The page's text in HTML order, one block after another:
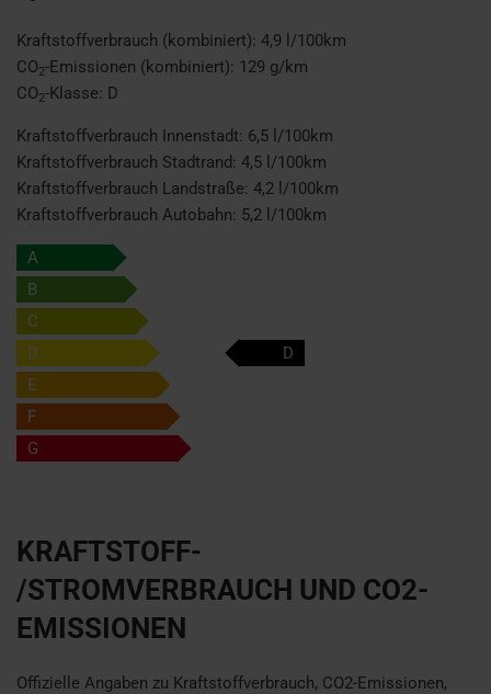
Kraftstoffverbrauch (kombiniert): 4,9 l/100km
CO2-Emissionen (kombiniert): 129 g/km
CO2-Klasse: D
Kraftstoffverbrauch Innenstadt: 6,5 l/100km
Kraftstoffverbrauch Stadtrand: 4,5 l/100km
Kraftstoffverbrauch Landstraße: 4,2 l/100km
Kraftstoffverbrauch Autobahn: 5,2 l/100km
A
B
C
D
D
E
F
G
KRAFTSTOFF-
/STROMVERBRAUCH UND CO2-
EMISSIONEN
Offizielle Angaben zu Kraftstoffverbrauch, CO2-Emissionen,